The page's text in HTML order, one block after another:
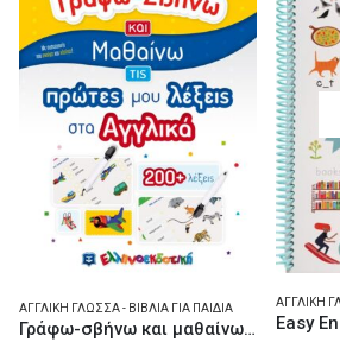
ΑΓΓΛΙΚΉ ΓΛΏΣΣΑ - ΒΙΒΛΊΑ ΓΙΑ ΠΑΙΔΙΆ
Γράφω-σβήνω και μαθαίνω τις πρώτες μου λέξεις στα αγγλικά
ΑΓΓΛΙΚΉ